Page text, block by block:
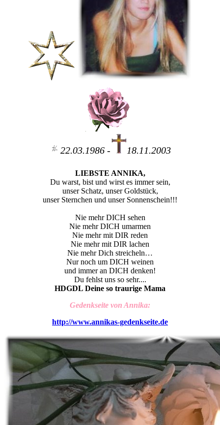
22.03.1986 - 18.11.2003
LIEBSTE ANNIKA,
Du warst, bist und wirst es immer sein,
unser Schatz, unser Goldstück,
unser Sternchen und unser Sonnenschein!!!
Nie mehr DICH sehen
Nie mehr DICH umarmen
Nie mehr mit DIR reden
Nie mehr mit DIR lachen
Nie mehr Dich streicheln…
Nur noch um DICH weinen
und immer an DICH denken!
Du fehlst uns so sehr....
HDGDL Deine so traurige Mama
Gedenkseite von Annika:
http://www.annikas-gedenkseite.de